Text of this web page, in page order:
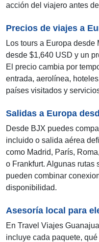
acción del viajero antes
Precios de viajes a
Los tours a Europa
desde $1,640 USD y un
El precio cambia por
entrada, aerolínea,
países visitados y
Salidas a Europa
Desde BJX puedes
incluido o salida aérea
como Madrid, París,
o Frankfurt. Algunas rutas
pueden combinar
disponibilidad.
Asesoría local para
En Travel Viajes
incluye cada paquete,